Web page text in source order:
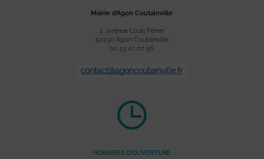
Mairie d’Agon Coutainville
2, avenue Louis Périer
50230 Agon Coutainville
02 33 47 07 56
HORAIRES D’OUVERTURE